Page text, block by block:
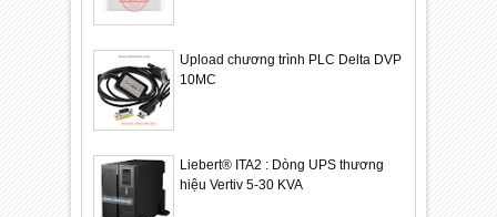
Upload chương trình PLC Delta DVP
10MC
Liebert® ITA2 : Dòng UPS thương
hiệu Vertiv 5-30 KVA